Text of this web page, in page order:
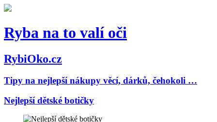
Ryba na to valí oči
RybiOko.cz
Tipy na nejlepší nákupy věcí, dárků, čehokoli …
Nejlepší dětské botičky